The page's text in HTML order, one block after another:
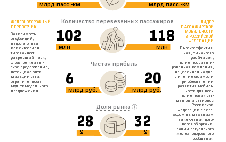
Количество перевезенных пассажиров
ЖЕЛЕЗНОДОРОЖНЫЙ
ПЕРЕВОЗЧИК
Зависимость
от субсидий,
недостаточная
клиентоориен-
тированность,
устаревший парк,
сложное клиент-
ское предложение,
потенциал опти-
мизации сети,
ограниченность
мультимодального
предложения
ЛИДЕР
ПАССАЖИРСКОЙ
МОБИЛЬНОСТИ
В РОССИЙСКОЙ
ФЕДЕРАЦИИ
Высокоэффектив-
ная, финансово
устойчивая,
клиентоориенти-
рованная компания,
нацеленная на уве-
личение стоимости
при обеспечении
развития мобиль-
ности для всех
клиентских сег-
ментов и регионов
Российской
Федерации с пере-
ходом на механизм
заключения дого-
воров об органи-
зации регулярного
железнодорожного
сообщения
Чистая прибыль
Доля рынка ⓘ
6
102
28
20
118
32
млрд пасс.-км
млн
млрд пасс.-км
млн
млрд руб. млрд руб.
% %